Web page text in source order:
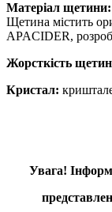
Матеріал щетини:
Щетина містить
APACIDER,
Жорсткість
Кристал:
Увага!